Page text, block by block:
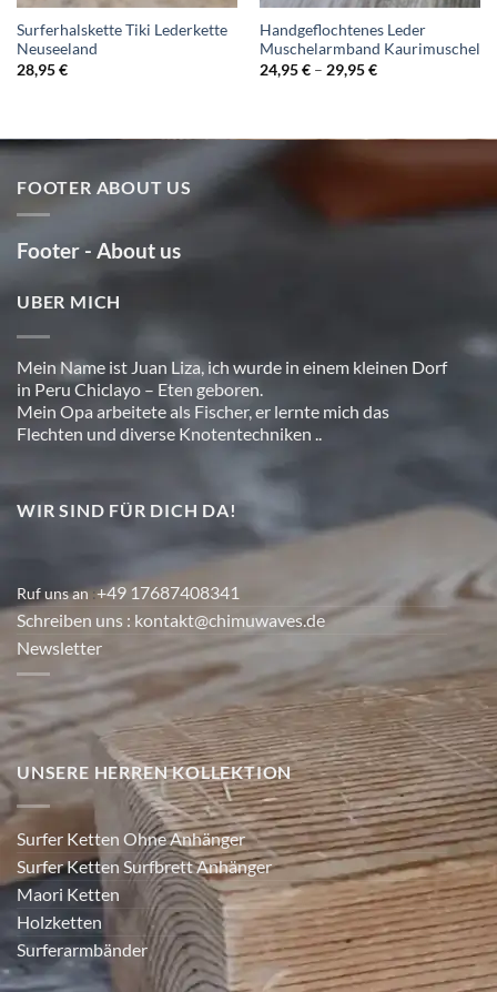
Surferhalskette Tiki Lederkette
Neuseeland
28,95€
Handgeflochtenes Leder
Muschelarmband Kaurimuschel
24,95€– 29,95€
FOOTER ABOUT US
Footer - About us
UBER MICH
Mein Name ist Juan Liza, ich wurde in einem kleinen Dorf
in Peru Chiclayo – Eten geboren.
Mein Opa arbeitete als Fischer, er lernte mich das
Flechten und diverse Knotentechniken ..
WIR SIND FÜR DICH DA!
Ruf uns an:+49 17687408341
Schreiben uns : kontakt@chimuwaves.de
Newsletter
UNSERE HERREN KOLLEKTION
Surfer Ketten Ohne Anhänger
Surfer Ketten Surfbrett Anhänger
Maori Ketten
Holzketten
Surferarmbänder